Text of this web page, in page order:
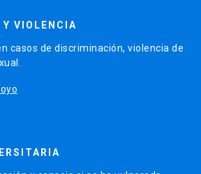
VIOLENCIA
casos de discriminación, violencia de